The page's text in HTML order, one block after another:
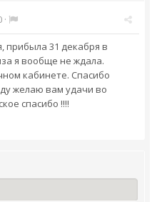
·
прибыла 31 декабря в
я вообще не ждала.
кабинете. Спасибо
желаю вам удачи во
спасибо !!!!